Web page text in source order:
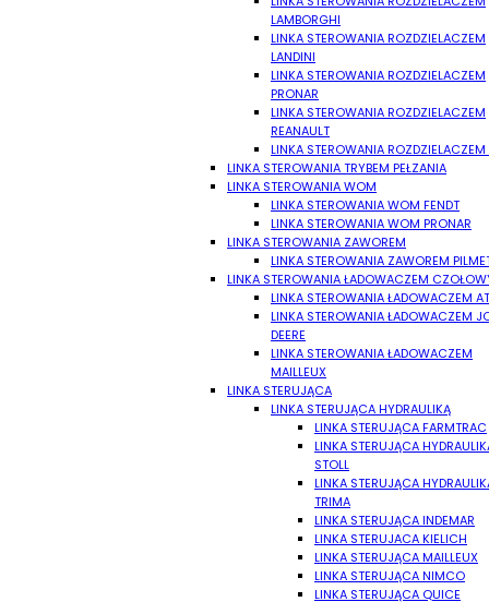
LAMBORGHI
LINKA STEROWANIA ROZDZIELACZEM
LANDINI
LINKA STEROWANIA ROZDZIELACZEM
PRONAR
LINKA STEROWANIA ROZDZIELACZEM
REANAULT
LINKA STEROWANIA
LINKA STEROWANIA TRYBEM PEŁZANIA
LINKA STEROWANIA WOM
LINKA STEROWANIA WOM FENDT
LINKA STEROWANIA WOM PRONAR
LINKA STEROWANIA ZAWOREM
LINKA STEROWANIA ZAWOREM
LINKA STEROWANIA ŁADOWACZEM
LINKA STEROWANIA ŁADOWACZEM
LINKA STEROWANIA ŁADOWACZEM
DEERE
LINKA STEROWANIA ŁADOWACZEM
MAILLEUX
LINKA STERUJĄCA
LINKA STERUJĄCA HYDRAULIKĄ
LINKA STERUJĄCA FARMTRAC
LINKA STERUJĄCA
STOLL
LINKA STERUJĄCA
TRIMA
LINKA STERUJĄCA INDEMAR
LINKA STERUJACA KIELICH
LINKA STERUJĄCA MAILLEUX
LINKA STERUJĄCA NIMCO
LINKA STERUJĄCA QUICE